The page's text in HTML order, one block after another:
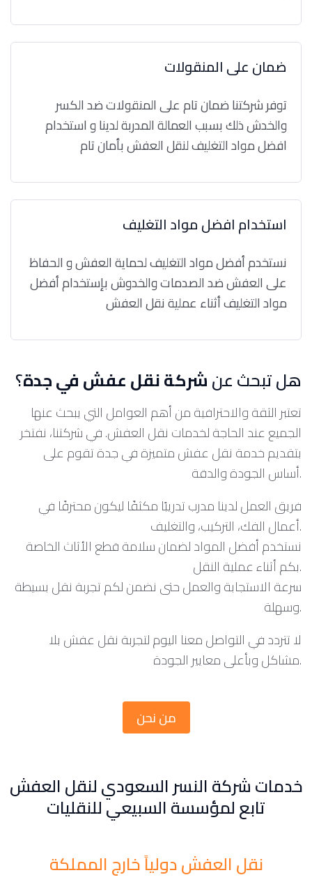
ضمان على المنقولات
توفر شركتنا ضمان تام على المنقولات ضد الكسر
والخدش ذلك بسبب العمالة المدربة لدينا و استخدام
افضل مواد التغليف لنقل العفش بأمان تام
استخدام افضل مواد التغليف
نستخدم أفضل مواد التغليف لحماية العفش و الحفاظ
على العفش ضد الصدمات والخدوش بإستخدام أفضل
مواد التغليف أثناء عملية نقل العفش
هل تبحث عنشركة نقل عفش في جدة؟
تعتبر الثقة والاحترافية من أهم العوامل التي يبحث عنها
الجميع عند الحاجة لخدمات نقل العفش. في شركتنا، نفتخر
بتقديم خدمة نقل عفش متميزة في جدة تقوم على
أساس الجودة والدقة.
أعمال الفك، التركيب، والتغليف.
نستخدم أفضل المواد لضمان سلامة قطع الأثاث الخاصة
بكم أثناء عملية النقل.
سرعة الاستجابة والعمل حتى نضمن لكم تجربة نقل بسيطة
وسهلة.
لا تتردد في التواصل معنا اليوم لتجربة نقل عفش بلا
مشاكل وبأعلى معايير الجودة.
من نحن
خدمات شركة النسر السعودي لنقل العفش
تابع لمؤسسة السبيعي للنقليات
نقل العفش دولياً خارج المملكة